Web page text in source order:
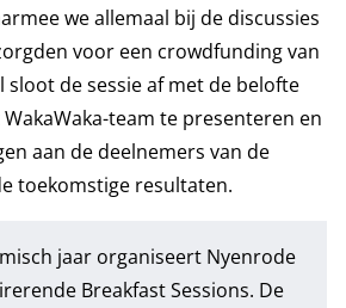
we allemaal bij de discussies
voor een crowdfunding van
sloot de sessie af met de belofte
team te presenteren en
aan de deelnemers van de
toekomstige resultaten.
jaar organiseert Nyenrode
Breakfast Sessions. De